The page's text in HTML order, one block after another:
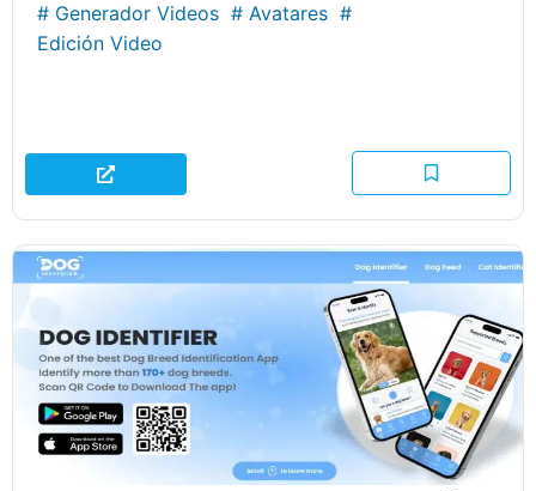
# Generador Videos # Avatares #
Edición Video